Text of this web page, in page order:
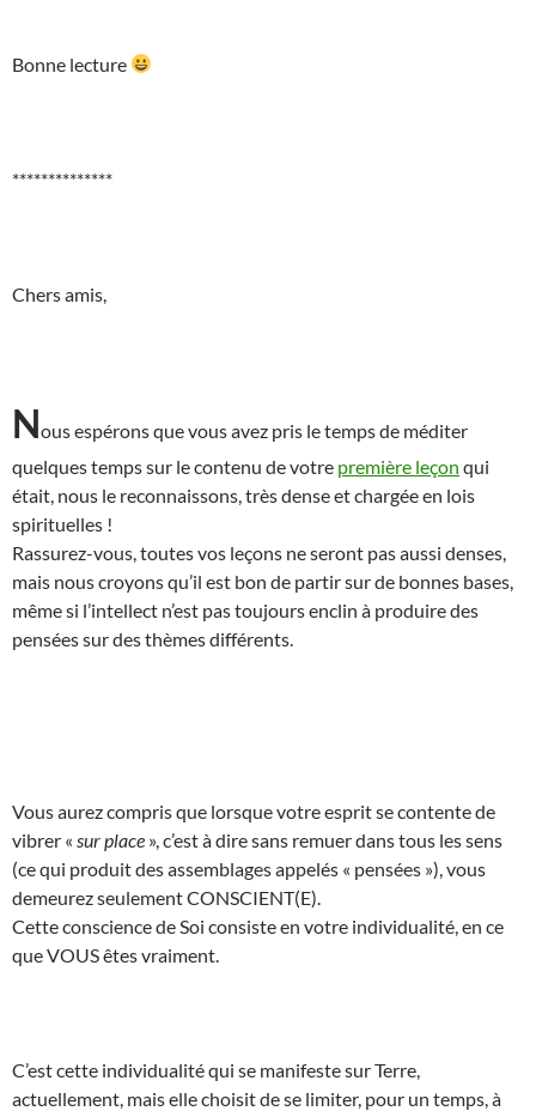
Bonne lecture
**************
Chers amis,
Nous espérons que vous avez pris le temps de méditer
quelques temps sur le contenu de votre première leçon qui
était, nous le reconnaissons, très dense et chargée en lois
spirituelles !
Rassurez-vous, toutes vos leçons ne seront pas aussi denses,
mais nous croyons qu’il est bon de partir sur de bonnes bases,
même si l’intellect n’est pas toujours enclin à produire des
pensées sur des thèmes différents.
Vous aurez compris que lorsque votre esprit se contente de
vibrer « sur place », c’est à dire sans remuer dans tous les sens
(ce qui produit des assemblages appelés « pensées »), vous
demeurez seulement CONSCIENT(E).
Cette conscience de Soi consiste en votre individualité, en ce
que VOUS êtes vraiment.
C’est cette individualité qui se manifeste sur Terre,
actuellement, mais elle choisit de se limiter, pour un temps, à